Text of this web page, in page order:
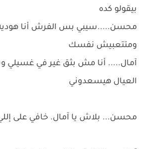
بيقولو كده
محسن.....سيبي بس الفرش أنا
ومتتعبيش نفسك
آمال..... أنا مش بثق غير في غسيلي
العيال هيسعدوني
محسن... بلاش يا آمال. خافي على